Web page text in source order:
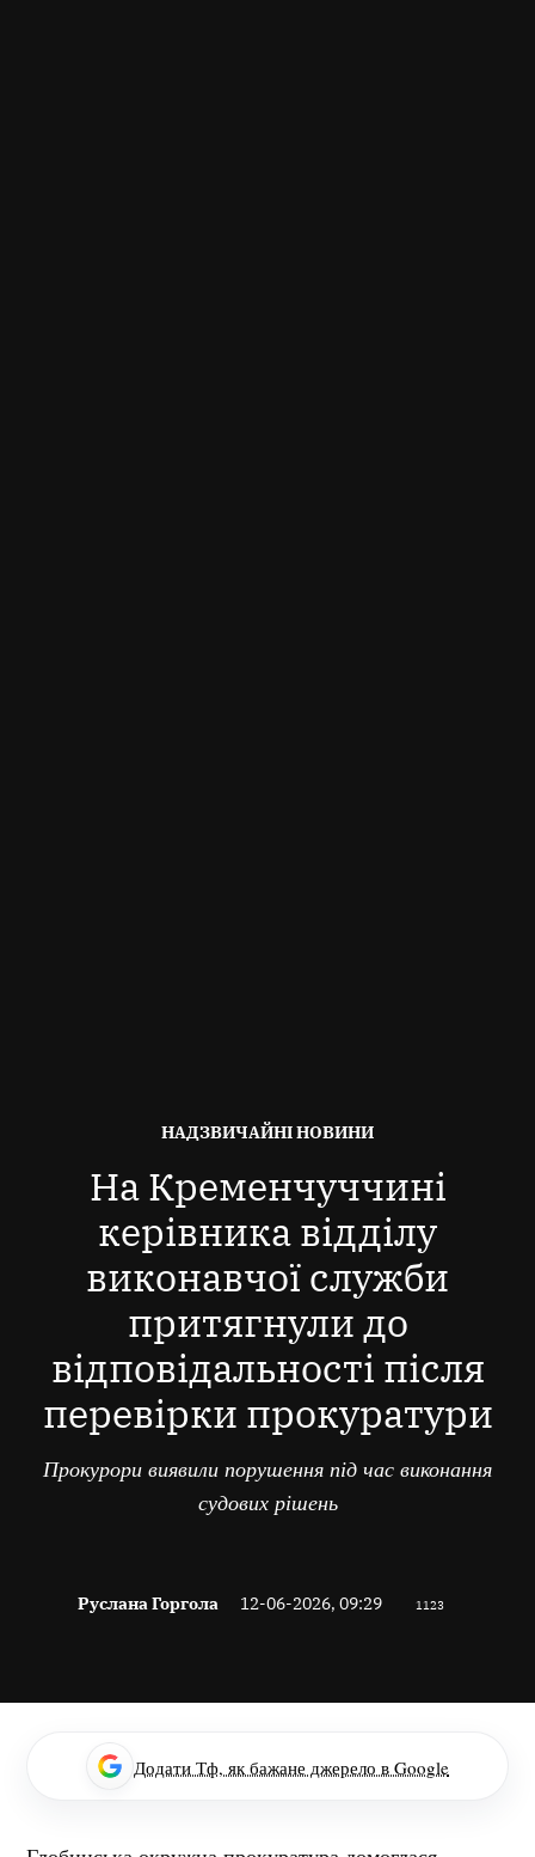
ОПУБЛІКОВАНО
НАДЗВИЧАЙНІ НОВИНИ
На Кременчуччині
керівника відділу
виконавчої служби
притягнули до
відповідальності після
перевірки прокуратури
Прокурори виявили порушення під час виконання
судових рішень
Руслана Горгола 12-06-2026, 09:29 1123
Додати Тф, як бажане джерело в Google